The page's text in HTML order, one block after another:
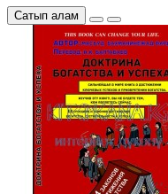
Сатып алам